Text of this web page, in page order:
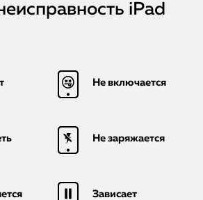
iPad
Не включается
Не заряжается
Зависает